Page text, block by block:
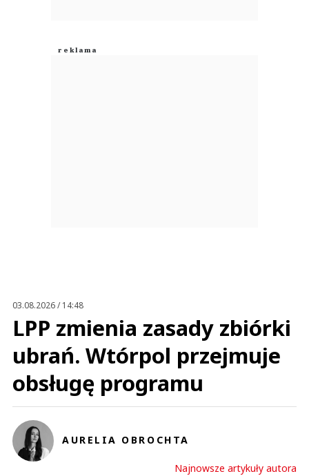
03.08.2026 / 14:48
LPP zmienia zasady zbiórki
ubrań. Wtórpol przejmuje
obsługę programu
AURELIA OBROCHTA
Najnowsze artykuły autora